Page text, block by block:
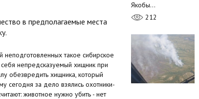
в предполагаемые места
такое сибирское
непредсказуемый хищник при
обезвредить хищника, который
сегодня за дело взялись охотники-
животное нужно убить - нет
Якобы…
212